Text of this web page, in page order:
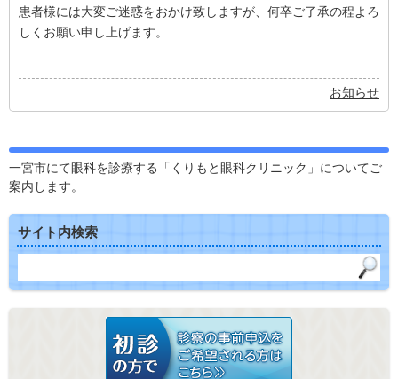
患者様には大変ご迷惑をおかけ致しますが、何卒ご了承の程よろ
しくお願い申し上げます。
お知らせ
一宮市にて眼科を診療する「くりもと眼科クリニック」についてご
案内します。
サイト内検索